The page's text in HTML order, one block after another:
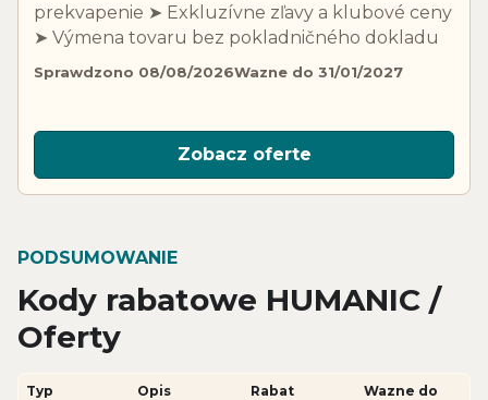
prekvapenie ➤ Exkluzívne zľavy a klubové ceny
➤ Výmena tovaru bez pokladničného dokladu
Sprawdzono 08/08/2026Wazne do 31/01/2027
Zobacz oferte
PODSUMOWANIE
Kody rabatowe HUMANIC /
Oferty
Typ Opis Rabat Wazne do